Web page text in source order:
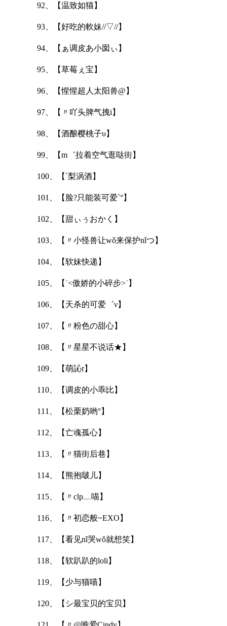
92、【温致如猫】
93、【好吃的軟妹//▽//】
94、【ぁ调皮あ小囡ぃ】
95、【草莓ぇ宝】
96、【惺惺超人太阳兽@】
97、【〃吖头脾气拽i】
98、【酒酿樱桃子υ】
99、【m゛拉着空气逛哒街】
100、【`梨涡酒】
101、【脸?只能装可爱`°】
102、【甜ぃぅおかく】
103、【〃小怪兽让wǒ来保护nǐつ】
104、【软妹快递】
105、【˙<傲娇的小碎步>˙】
106、【天杀的可爱゛ν】
107、【〃粉色の甜心】
108、【〃星星不说话★】
109、【萌訫r】
110、【调皮的小乖比】
111、【松栗奶哟°】
112、【亡魂孤心】
113、【〃猫街后巷】
114、【熊抱啵儿】
115、【〃clp﹏喵】
116、【〃初恋般~EXO】
117、【看见nǐ哭wǒ就想笑】
118、【软趴趴的loli】
119、【少与猫喵】
120、【シ最宝贝的宝贝】